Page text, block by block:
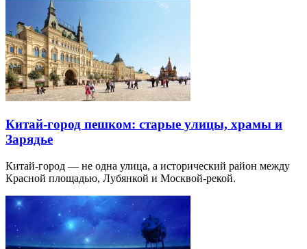
Китай-город пешком: старые улицы, храмы и
Зарядье
Китай-город — не одна улица, а исторический район между
Красной площадью, Лубянкой и Москвой-рекой.